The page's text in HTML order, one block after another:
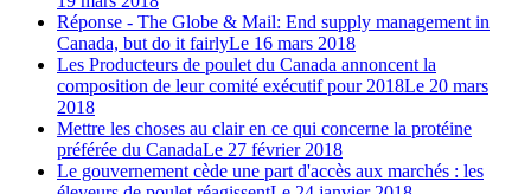
Réponse - The Globe & Mail: End supply management in
Canada, but do it fairlyLe 16 mars 2018
Les Producteurs de poulet du Canada annoncent la
composition de leur comité exécutif pour 2018Le 20 mars
2018
Mettre les choses au clair en ce qui concerne la protéine
préférée du CanadaLe 27 février 2018
Le gouvernement cède une part d'accès aux marchés : les